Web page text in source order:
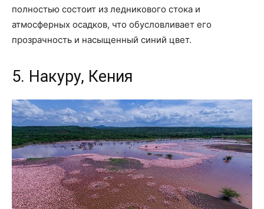
полностью состоит из ледникового стока и
атмосферных осадков, что обусловливает его
прозрачность и насыщенный синий цвет.
5. Накуру, Кения